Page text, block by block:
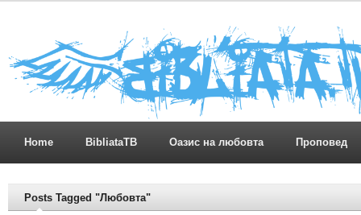
Home BibliataTB Оазис на любовта Проповед
Posts Tagged "Любовта"